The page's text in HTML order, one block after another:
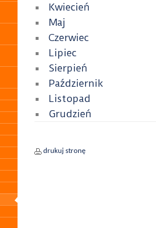
Kwiecień
Maj
Czerwiec
Lipiec
Sierpień
Październik
Listopad
Grudzień
drukuj stronę